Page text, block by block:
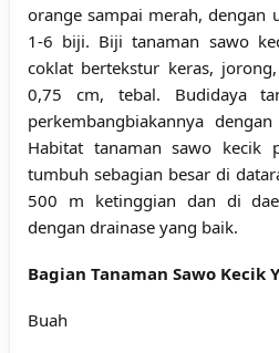
orange sampai merah, dengan
1-6 biji. Biji tanaman sawo
coklat bertekstur keras,
0,75 cm, tebal. Budidaya
perkembangbiakannya
Habitat tanaman sawo kecik
tumbuh sebagian besar di
500 m ketinggian dan di
dengan drainase yang baik.
Bagian Tanaman Sawo Kecik
Buah